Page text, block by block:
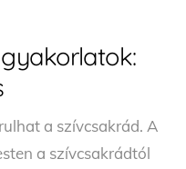
a szívcsakrád. A
a szívcsakrádtól